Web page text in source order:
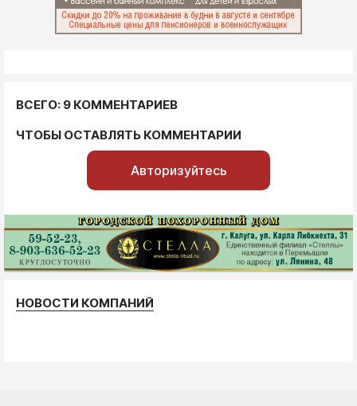
ВСЕГО: 9 КОММЕНТАРИЕВ
ЧТОБЫ ОСТАВЛЯТЬ КОММЕНТАРИИ
Авторизуйтесь
НОВОСТИ КОМПАНИЙ